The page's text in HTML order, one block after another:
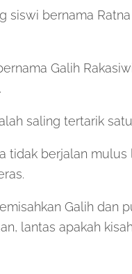
siswi bernama
Galih
saling tertarik
tidak berjalan mulus
Galih dan
lantas apakah